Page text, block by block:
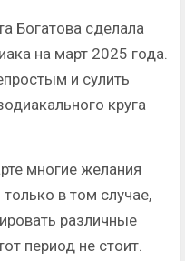
Богатова сделала
на март 2025 года.
и сулить
круга
многие желания
в том случае,
различные
период не стоит.